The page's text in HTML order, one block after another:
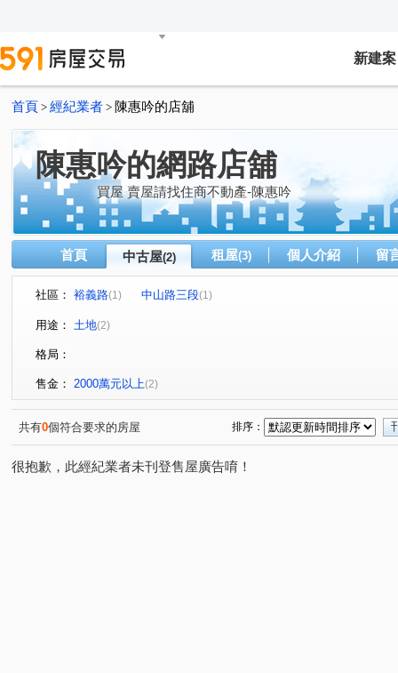
新建案
首頁 > 經紀業者 > 陳惠吟的店舖
陳惠吟的網路店舖
買屋 賣屋請找住商不動產-陳惠吟
首頁 中古屋(2) 租屋(3) 個人介紹 留
社區： 裕義路(1) 中山路三段(1)
用途： 土地(2)
格局：
售金： 2000萬元以上(2)
共有0個符合要求的房屋 排序：
很抱歉，此經紀業者未刊登售屋廣告唷！